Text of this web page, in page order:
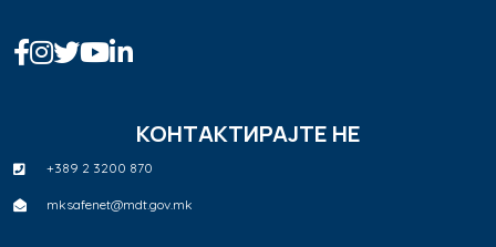
КОНТАКТИРАЈТЕ НЕ
+389 2 3200 870
mksafenet@mdt.gov.mk